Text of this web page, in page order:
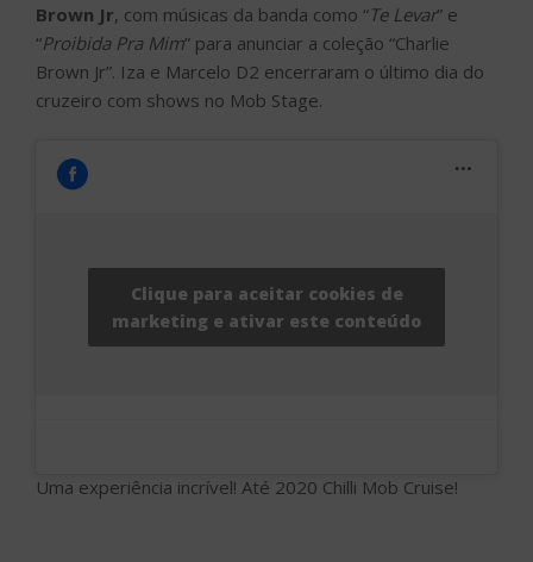
Brown Jr, com músicas da banda como “Te Levar” e
“Proibida Pra Mim” para anunciar a coleção “Charlie
Brown Jr”. Iza e Marcelo D2 encerraram o último dia do
cruzeiro com shows no Mob Stage.
Clique para aceitar cookies de
marketing e ativar este conteúdo
Uma experiência incrível! Até 2020 Chilli Mob Cruise!